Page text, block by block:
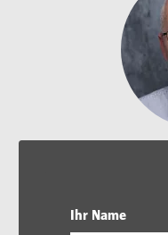
Ihr Name